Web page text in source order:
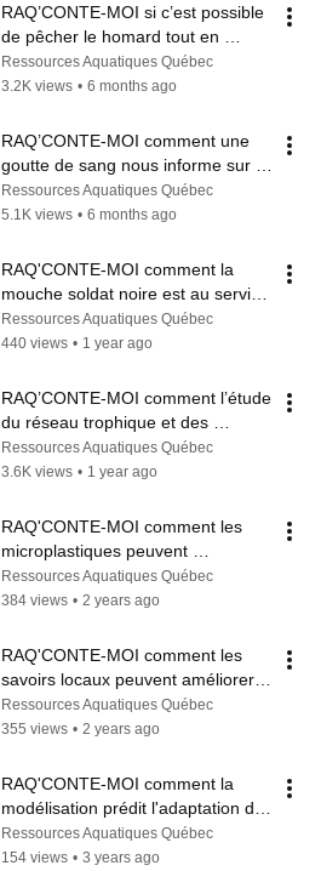
RAQ’CONTE-MOI si c’est possible
de pêcher le homard tout en
protégeant les baleines noires
Ressources Aquatiques Québec
3.2K views • 6 months ago
RAQ’CONTE-MOI comment une
goutte de sang nous informe sur la
santé des poissons
Ressources Aquatiques Québec
5.1K views • 6 months ago
RAQ'CONTE-MOI comment la
mouche soldat noire est au service
de l'économie circulaire maritime
Ressources Aquatiques Québec
440 views • 1 year ago
RAQ’CONTE-MOI comment l’étude
du réseau trophique et des
otolithes aide à la gestion des
pêches
Ressources Aquatiques Québec
3.6K views • 1 year ago
RAQ'CONTE-MOI comment les
microplastiques peuvent
s'accumuler dans les organes du
pétoncle géant.
Ressources Aquatiques Québec
384 views • 2 years ago
RAQ'CONTE-MOI comment les
savoirs locaux peuvent améliorer la
connaissance des ressources
aquatiques
Ressources Aquatiques Québec
355 views • 2 years ago
RAQ'CONTE-MOI comment la
modélisation prédit l'adaptation des
poissons face aux changements
globaux.
Ressources Aquatiques Québec
154 views • 3 years ago